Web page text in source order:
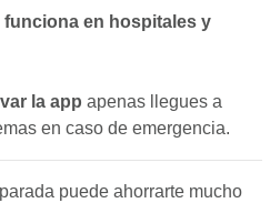
funciona en hospitales y
la app apenas llegues a
en caso de emergencia.
puede ahorrarte mucho